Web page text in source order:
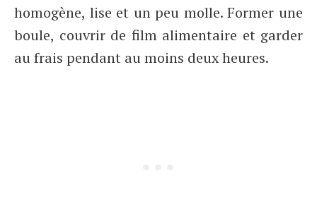
homogène, lise et un peu molle. Former une
boule, couvrir de film alimentaire et garder
au frais pendant au moins deux heures.